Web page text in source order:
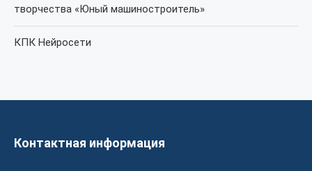
творчества «Юный машиностроитель»
КПК Нейросети
Контактная информация